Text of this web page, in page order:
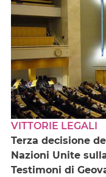
VITTORIE LEGALI
Terza decisione
Nazioni Unite
Testimoni di